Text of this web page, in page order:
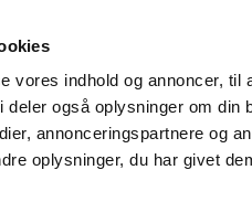
vores indhold og annoncer,
også oplysninger om din
annonceringspartnere og
oplysninger, du har givet
Tilskud og